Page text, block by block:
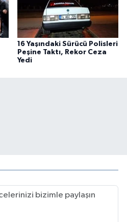
16 Yaşındaki Sürücü Polisleri
Peşine Taktı, Rekor Ceza
Yedi